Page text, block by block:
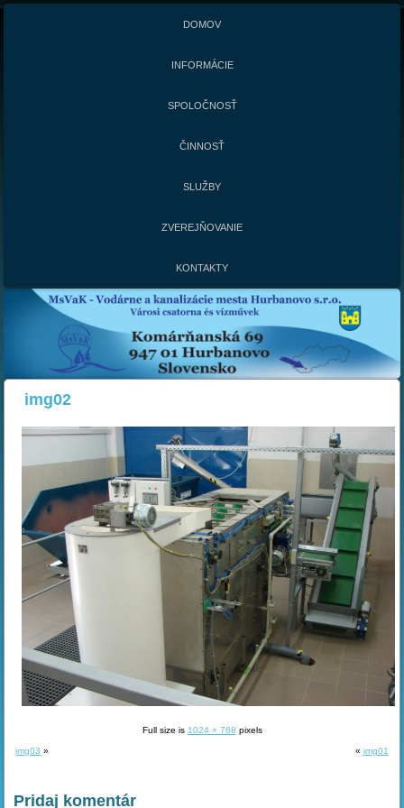
DOMOV
INFORMÁCIE
SPOLOČNOSŤ
ČINNOSŤ
SLUŽBY
ZVEREJŇOVANIE
KONTAKTY
img02
Full size is 1024 × 768 pixels
img03 » « img01
Pridaj komentár